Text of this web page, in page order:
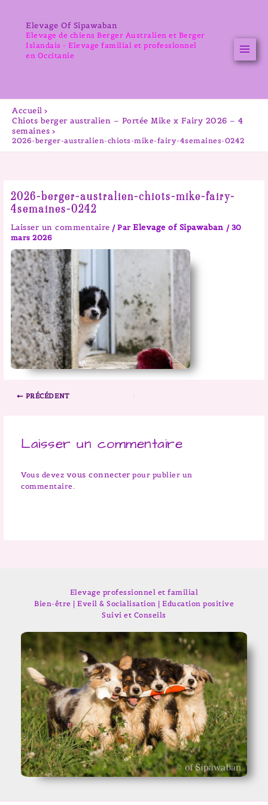
contenuElevage Of Sipawaban
Elevage de chiens Berger Australien et Berger
Islandais - Elevage familial et professionnel
en Occitanie
Accueil
Chiots berger australien – Portée Mike x Fairy 2026 – 4
semaines
2026-berger-australien-chiots-mike-fairy-4semaines-0242
2026-berger-australien-chiots-mike-fairy-
4semaines-0242
Laisser un commentaire / ParElevage of Sipawaban / 30
mars 2026
PRÉCÉDENT
Laisser un commentaire
Vous devez vous connecter pour publier un
commentaire.
Elevage professionnel et familial
Bien-être | Eveil & Socialisation | Education positive
Suivi et Conseils